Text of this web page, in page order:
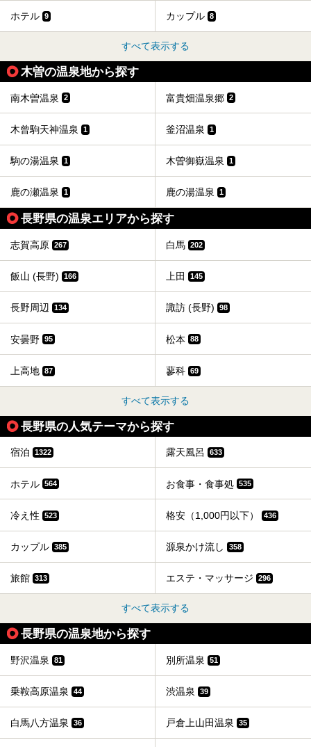
ホテル 9 カップル 8
すべて表示する
木曽の温泉地から探す
南木曽温泉 2 富貴畑温泉郷 2
木曾駒天神温泉 1 釜沼温泉 1
駒の湯温泉 1 木曽御嶽温泉 1
鹿の瀬温泉 1 鹿の湯温泉 1
長野県の温泉エリアから探す
志賀高原 267 白馬 202
飯山 (長野) 166 上田 145
長野周辺 134 諏訪 (長野) 98
安曇野 95 松本 88
上高地 87 蓼科 69
すべて表示する
長野県の人気テーマから探す
宿泊 1322 露天風呂 633
ホテル 564 お食事・食事処 535
冷え性 523 格安（1,000円以下） 436
カップル 385 源泉かけ流し 358
旅館 313 エステ・マッサージ 296
すべて表示する
長野県の温泉地から探す
野沢温泉 81 別所温泉 51
乗鞍高原温泉 44 渋温泉 39
白馬八方温泉 36 戸倉上山田温泉 35